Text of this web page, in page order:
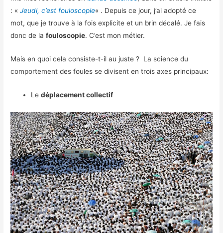
: «Jeudi, c’est fouloscopie« . Depuis ce jour, j’ai adopté ce
mot, que je trouve à la fois explicite et un brin décalé. Je fais
donc de lafouloscopie. C’est mon métier.
Mais en quoi cela consiste-t-il au juste ? La science du
comportement des foules se divisent en trois axes principaux:
Ledéplacement collectif